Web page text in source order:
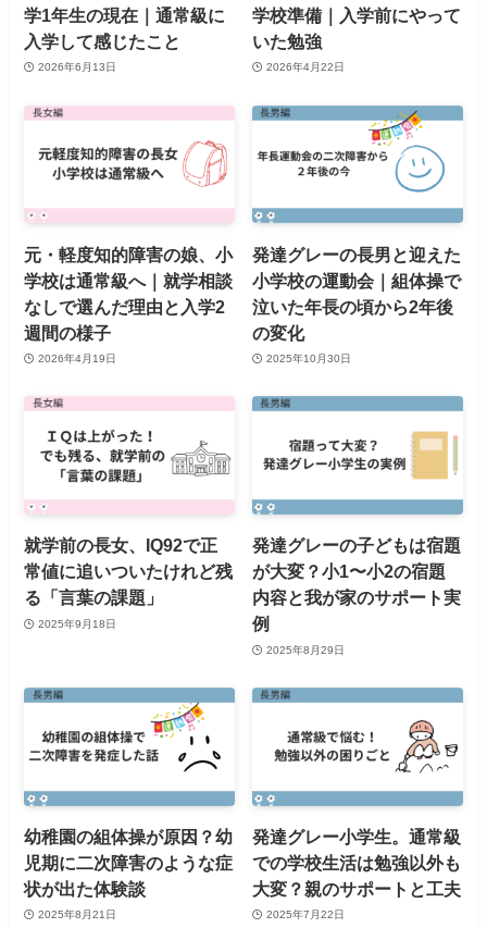
学1年生の現在｜通常級に
入学して感じたこと
2026年6月13日
学校準備｜入学前にやって
いた勉強
2026年4月22日
元・軽度知的障害の娘、小
学校は通常級へ｜就学相談
なしで選んだ理由と入学2
週間の様子
2026年4月19日
発達グレーの長男と迎えた
小学校の運動会｜組体操で
泣いた年長の頃から2年後
の変化
2025年10月30日
就学前の長女、IQ92で正
常値に追いついたけれど残
る「言葉の課題」
2025年9月18日
発達グレーの子どもは宿題
が大変？小1〜小2の宿題
内容と我が家のサポート実
例
2025年8月29日
幼稚園の組体操が原因？幼
児期に二次障害のような症
状が出た体験談
2025年8月21日
発達グレー小学生。通常級
での学校生活は勉強以外も
大変？親のサポートと工夫
2025年7月22日